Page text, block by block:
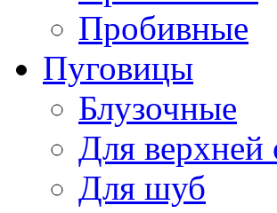
Пробивные
Пуговицы
Блузочные
Для
Для шуб